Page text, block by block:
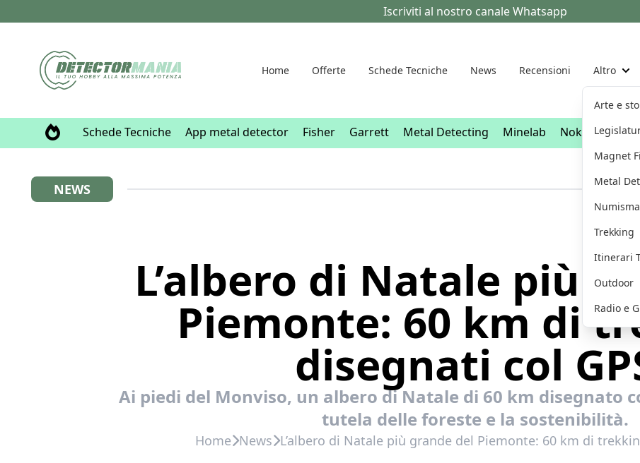
Iscriviti al nostro canale Whatsapp
Home Offerte Schede Tecniche News Recensioni Altro
Arte e
Magnet
Metal
Trekking
Itinerari
Outdoor
Radio e
Schede Tecniche App metal detector Fisher Garrett Metal Detecting Minelab Nokta XP
NEWS
L’albero di Natale più
Piemonte: 60 km di
disegnati col
Ai piedi del Monviso, un albero di Natale di 60 km disegnato
tutela delle foreste e la sostenibilità.
Home News L’albero di Natale più grande del Piemonte: 60 km di